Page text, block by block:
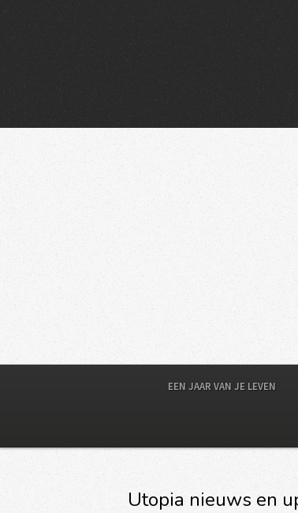
EEN JAAR VAN JE LEVEN
Utopia nieuws en